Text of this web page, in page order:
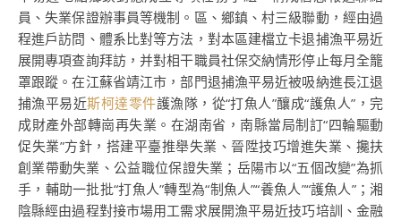
員、失業保證辦事員等機制。區、鄉鎮、村三級聯動，經由過
程進戶訪問、體系比對等方法，對本區建檔立卡退捕漁平易近
展開專項查詢拜訪，并對相干職員社保交納情形停止每月全籠
罩跟蹤。在江蘇省靖江市，部門退捕漁平易近被吸納進長江退
捕漁平易近斯柯達零件護漁隊，從“打魚人”釀成“護魚人”，完
成財產外部轉崗再失業。在湖南省，南縣當局制訂“四輪驅動
促失業”方針，搭建平臺推舉失業、晉陞技巧增進失業、攙扶
創業帶動失業、公益職位保證失業；岳陽市以“五個改變”為抓
手，輔助一批批“打魚人”轉型為“制魚人”“養魚人”“護魚人”；湘
陰縣經由過程對接市場用工需求展開漁平易近技巧培訓、金融